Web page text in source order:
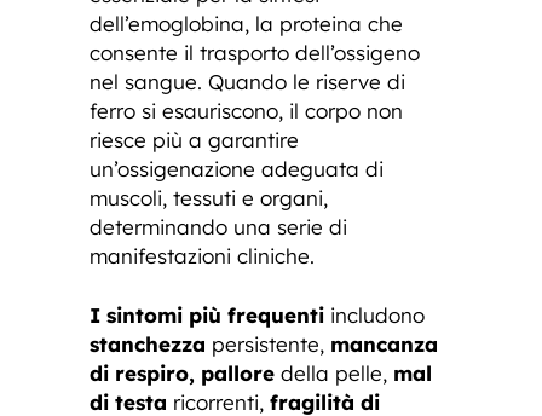
dell’emoglobina, la proteina che
consente il trasporto dell’ossigeno
nel sangue. Quando le riserve di
ferro si esauriscono, il corpo non
riesce più a garantire
un’ossigenazione adeguata di
muscoli, tessuti e organi,
determinando una serie di
manifestazioni cliniche.
I sintomi più frequenti includono
stanchezza persistente, mancanza
di respiro, pallore della pelle, mal
di testa ricorrenti, fragilità di